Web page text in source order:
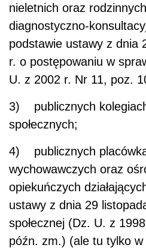
nieletnich oraz
diagnostyczno-
podstawie ustawy z dnia
r. o postępowaniu w
U. z 2002 r. Nr 11, poz.
3) publicznych
społecznych;
4) publicznych
wychowawczych oraz
opiekuńczych
ustawy z dnia 29
społecznej (Dz. U. z
późn. zm.) (ale tu tylko